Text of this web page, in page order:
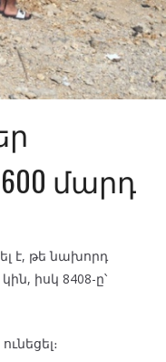
մարդ
է, թե նախորդ
իսկ 8408-ը՝